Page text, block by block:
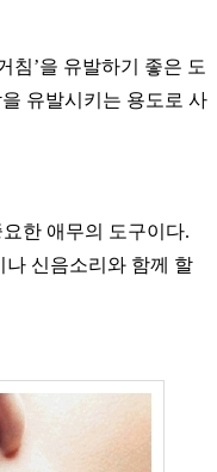
침’을 유발하기 좋은 도
유발시키는 용도로 사
요한 애무의 도구이다.
나 신음소리와 함께 할